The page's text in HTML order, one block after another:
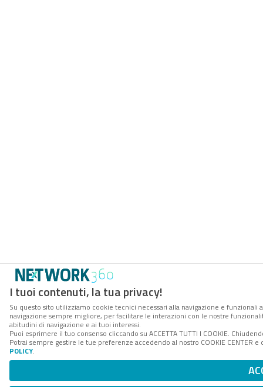
I tuoi contenuti, la tua privacy!
Su questo sito utilizziamo cookie tecnici necessari alla navigazione e
navigazione sempre migliore, per facilitare le interazioni con le nostre
abitudini di navigazione e ai tuoi interessi.
Puoi esprimere il tuo consenso cliccando su ACCETTA TUTTI I COOKIE.
Potrai sempre gestire le tue preferenze accedendo al nostro COOKIE
POLICY.